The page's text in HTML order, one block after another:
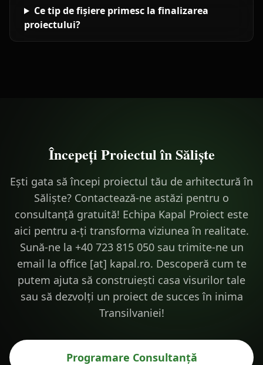
Ce tip de fișiere primesc la finalizarea
proiectului?
Începeți Proiectul înSăliște
Ești gata să începi proiectul tău de arhitectură în
Săliște? Contactează-ne astăzi pentru o
consultanță gratuită! Echipa Kapal Proiect este
aici pentru a-ți transforma viziunea în realitate.
Sună-ne la +40 723 815 050 sau trimite-ne un
email la office [at] kapal.ro. Descoperă cum te
putem ajuta să construiești casa visurilor tale
sau să dezvolți un proiect de succes în inima
Transilvaniei!
Programare Consultanță